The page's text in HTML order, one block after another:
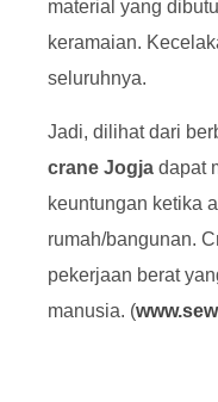
material yang
keramaian.
seluruhnya.
Jadi, dilihat dari
crane Jogja dapat
keuntungan ketika
rumah/bangunan.
pekerjaan berat
manusia. (